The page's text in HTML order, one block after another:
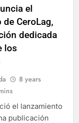
el
CeroLag,
dedicada
los
8 years
el lanzamiento
publicación